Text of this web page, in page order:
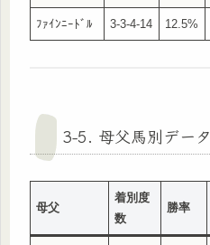
ﾌｧｲﾝﾆｰﾄﾞﾙ 3-3-4-14 12.5%
3-5. 母父馬別データ
母父
着別度
数
勝率